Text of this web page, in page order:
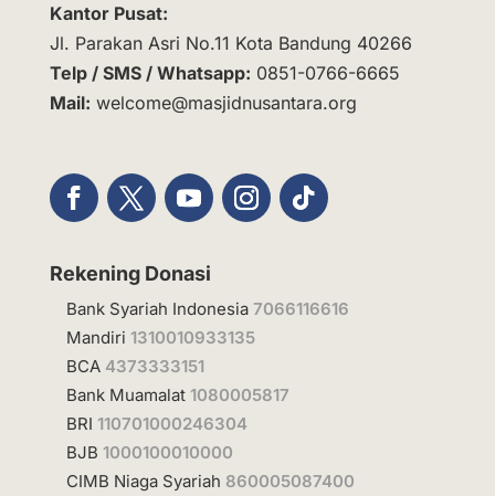
Kantor Pusat:
Jl. Parakan Asri No.11 Kota Bandung 40266
Telp / SMS / Whatsapp: 0851-0766-6665
Mail: welcome@masjidnusantara.org
Rekening Donasi
Bank Syariah Indonesia 7066116616
Mandiri 1310010933135
BCA 4373333151
Bank Muamalat 1080005817
BRI 110701000246304
BJB 1000100010000
CIMB Niaga Syariah 860005087400